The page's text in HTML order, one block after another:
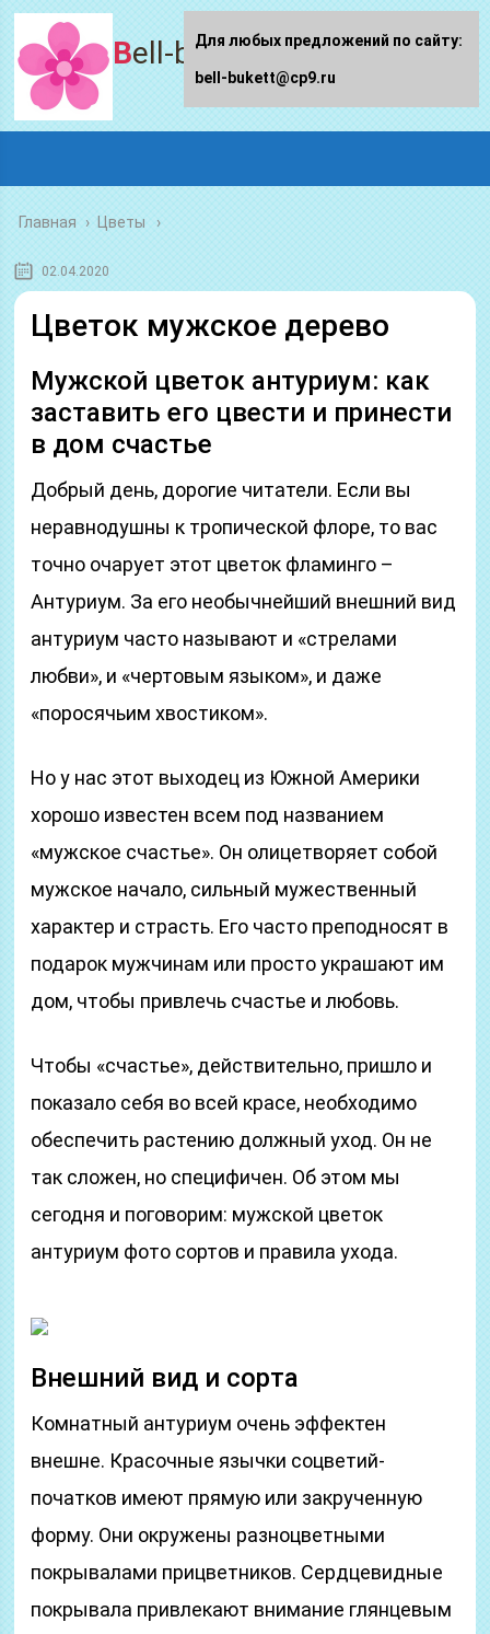
Bell-bukett.ru
Главная › Цветы
02.04.2020
Цветок мужское дерево
Мужской цветок антуриум: как
заставить его цвести и принести
в дом счастье
Добрый день, дорогие читатели. Если вы
неравнодушны к тропической флоре, то вас
точно очарует этот цветок фламинго –
Антуриум. За его необычнейший внешний вид
антуриум часто называют и «стрелами
любви», и «чертовым языком», и даже
«поросячьим хвостиком».
Но у нас этот выходец из Южной Америки
хорошо известен всем под названием
«мужское счастье». Он олицетворяет собой
мужское начало, сильный мужественный
характер и страсть. Его часто преподносят в
подарок мужчинам или просто украшают им
дом, чтобы привлечь счастье и любовь.
Чтобы «счастье», действительно, пришло и
показало себя во всей красе, необходимо
обеспечить растению должный уход. Он не
так сложен, но специфичен. Об этом мы
сегодня и поговорим: мужской цветок
антуриум фото сортов и правила ухода.
Внешний вид и сорта
Комнатный антуриум очень эффектен
внешне. Красочные язычки соцветий-
початков имеют прямую или закрученную
форму. Они окружены разноцветными
покрывалами прицветников. Сердцевидные
покрывала привлекают внимание глянцевым
Для любых предложений по сайту:
bell-bukett@cp9.ru